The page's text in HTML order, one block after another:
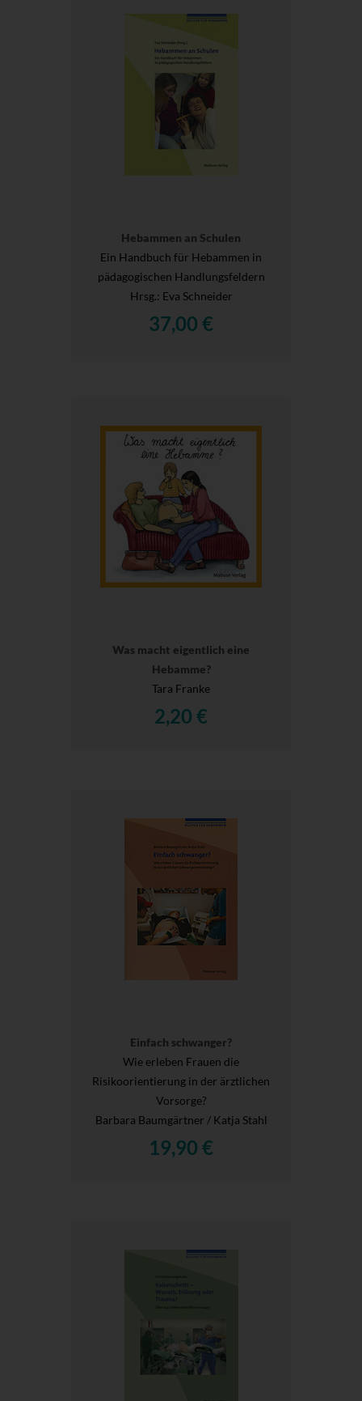
Hebammen an Schulen
Ein Handbuch für Hebammen in
pädagogischen Handlungsfeldern
Hrsg.: Eva Schneider
37,00 €
Was macht eigentlich eine
Hebamme?
Tara Franke
2,20 €
Einfach schwanger?
Wie erleben Frauen die
Risikoorientierung in der ärztlichen
Vorsorge?
Barbara Baumgärtner / Katja Stahl
19,90 €